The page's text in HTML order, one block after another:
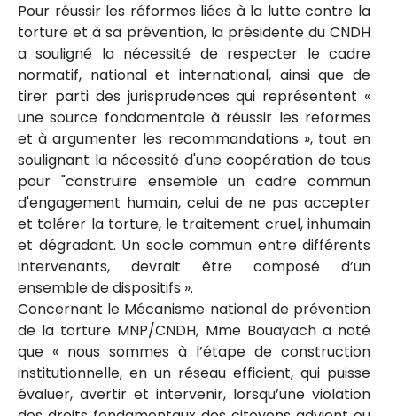
Pour réussir les réformes liées à la lutte contre la
torture et à sa prévention, la présidente du CNDH
a souligné la nécessité de respecter le cadre
normatif, national et international, ainsi que de
tirer parti des jurisprudences qui représentent «
une source fondamentale à réussir les reformes
et à argumenter les recommandations », tout en
soulignant la nécessité d'une coopération de tous
pour "construire ensemble un cadre commun
d'engagement humain, celui de ne pas accepter
et tolérer la torture, le traitement cruel, inhumain
et dégradant. Un socle commun entre différents
intervenants, devrait être composé d’un
ensemble de dispositifs ».
Concernant le Mécanisme national de prévention
de la torture MNP/CNDH, Mme Bouayach a noté
que « nous sommes à l’étape de construction
institutionnelle, en un réseau efficient, qui puisse
évaluer, avertir et intervenir, lorsqu’une violation